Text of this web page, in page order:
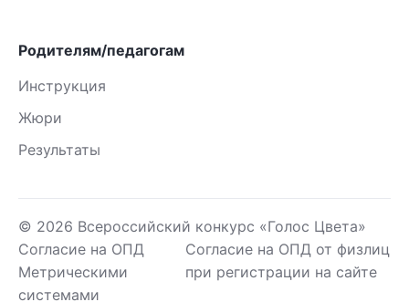
Родителям/педагогам
Инструкция
Жюри
Результаты
© 2026 Всероссийский конкурс «Голос Цвета»
Согласие на ОПД
Метрическими
системами
Согласие на ОПД от физлиц
при регистрации на сайте